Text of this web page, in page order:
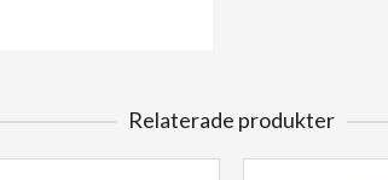
Relaterade produkter